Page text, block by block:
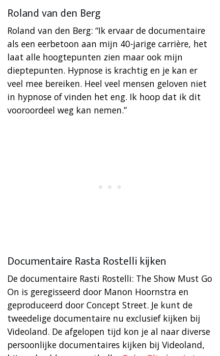
Roland van den Berg
Roland van den Berg: “Ik ervaar de documentaire
als een eerbetoon aan mijn 40-jarige carrière, het
laat alle hoogtepunten zien maar ook mijn
dieptepunten. Hypnose is krachtig en je kan er
veel mee bereiken. Heel veel mensen geloven niet
in hypnose of vinden het eng. Ik hoop dat ik dit
vooroordeel weg kan nemen.”
Documentaire Rasta Rostelli kijken
De documentaire Rasti Rostelli: The Show Must Go
On is geregisseerd door Manon Hoornstra en
geproduceerd door Concept Street. Je kunt de
tweedelige documentaire nu exclusief kijken bij
Videoland. De afgelopen tijd kon je al naar diverse
persoonlijke documentaires kijken bij Videoland,